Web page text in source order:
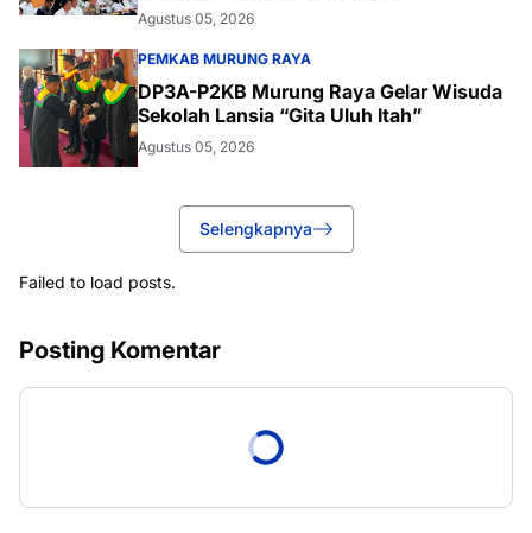
Agustus 05, 2026
PEMKAB MURUNG RAYA
DP3A-P2KB Murung Raya Gelar Wisuda
Sekolah Lansia “Gita Uluh Itah”
Agustus 05, 2026
Selengkapnya
Failed to load posts.
Posting Komentar